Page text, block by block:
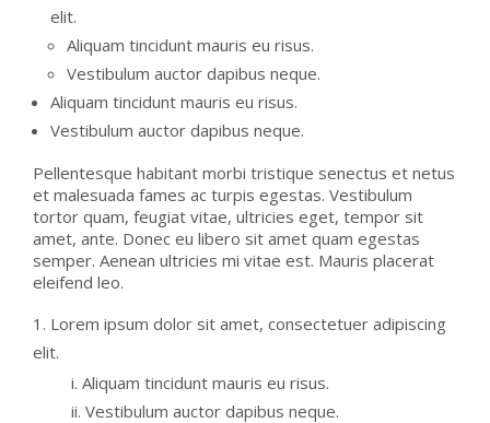
elit.
Aliquam tincidunt mauris eu risus.
Vestibulum auctor dapibus neque.
Aliquam tincidunt mauris eu risus.
Vestibulum auctor dapibus neque.
Pellentesque habitant morbi tristique senectus et netus
et malesuada fames ac turpis egestas. Vestibulum
tortor quam, feugiat vitae, ultricies eget, tempor sit
amet, ante. Donec eu libero sit amet quam egestas
semper. Aenean ultricies mi vitae est. Mauris placerat
eleifend leo.
Lorem ipsum dolor sit amet, consectetuer adipiscing
elit.
Aliquam tincidunt mauris eu risus.
Vestibulum auctor dapibus neque.